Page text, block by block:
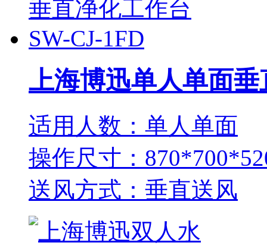
上海博迅单人单面
适用人数：单人单面
操作尺寸：
送风方式：垂直送风